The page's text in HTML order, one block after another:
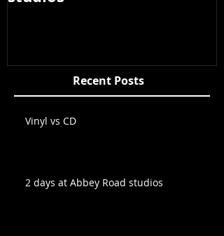
Recent Posts
Vinyl vs CD
2 days at Abbey Road studios